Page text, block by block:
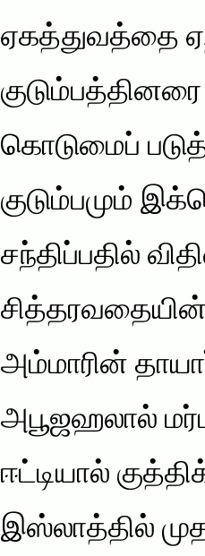
ஏகத்துவத்தை
கொடுமைப்
குடும்பமும்
சந்திப்பதில்
அம்மாரின்
அபூஜஹலால்
ஈட்டியால்
இஸ்லாத்தில்